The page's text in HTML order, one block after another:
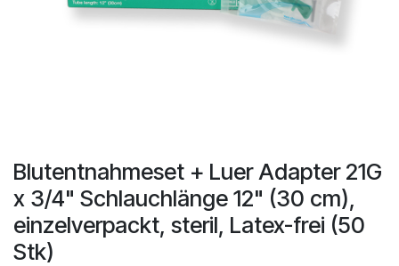
Blutentnahmeset + Luer Adapter 21G
x 3/4" Schlauchlänge 12" (30 cm),
einzelverpackt, steril, Latex-frei (50
Stk)